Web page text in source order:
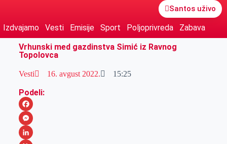
Santos uživo
Izdvajamo Vesti Emisije Sport Poljoprivreda
Zabava
Vrhunski med gazdinstva Simić iz Ravnog
Topolovca
Vesti 16. avgust 2022. 15:25
Podeli:
F
aM